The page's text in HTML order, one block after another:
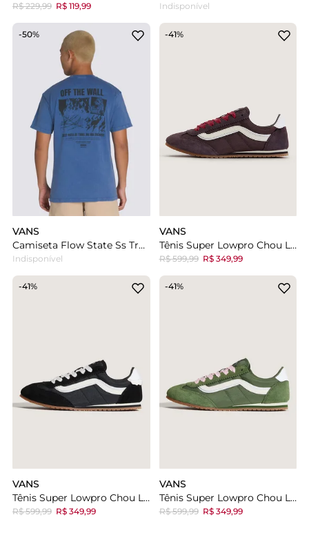
R$ 229,99 R$ 119,99 Indisponível
-50%
VANS
Camiseta Flow State Ss True Blue
Indisponível
-41%
VANS
Tênis Super Lowpro Chou Lace Purple Red
R$ 599,99 R$ 349,99
-41%
VANS
Tênis Super Lowpro Chou Lace Black White
R$ 599,99 R$ 349,99
-41%
VANS
Tênis Super Lowpro Chou Lace Green Pink
R$ 599,99 R$ 349,99